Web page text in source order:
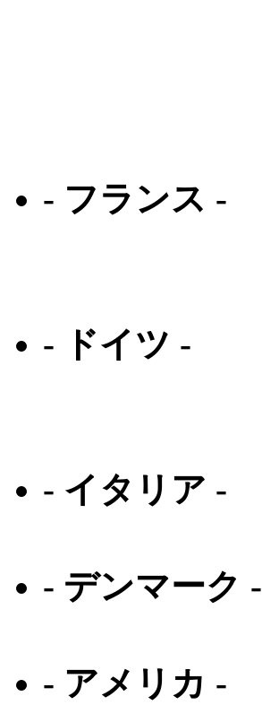
- フランス -
- ドイツ -
- イタリア -
- デンマーク -
- アメリカ -